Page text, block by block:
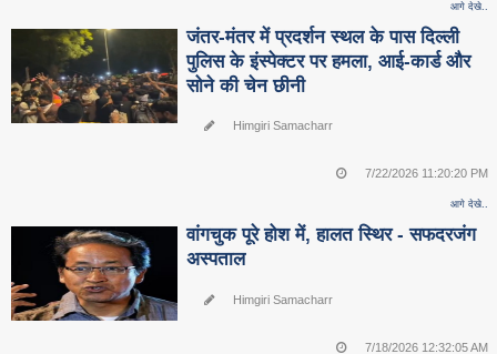
आगे देखे..
जंतर-मंतर में प्रदर्शन स्थल के पास दिल्ली
पुलिस के इंस्पेक्टर पर हमला, आई-कार्ड और
सोने की चेन छीनी
Himgiri Samacharr
7/22/2026 11:20:20 PM
आगे देखे..
वांगचुक पूरे होश में, हालत स्थिर - सफदरजंग
अस्पताल
Himgiri Samacharr
7/18/2026 12:32:05 AM